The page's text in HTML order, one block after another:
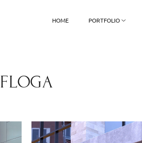
HOME PORTFOLIO
FLOGA